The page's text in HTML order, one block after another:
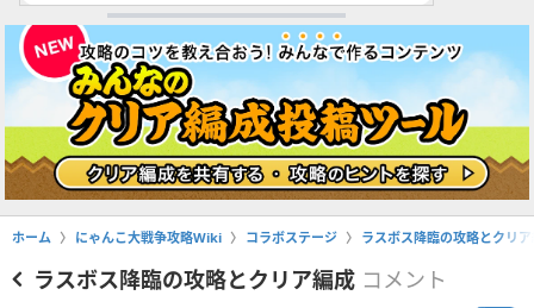
ホーム にゃんこ大戦争攻略Wiki コラボステージ ラスボス降臨の攻略とクリ
ラスボス降臨の攻略とクリア編成 コメント